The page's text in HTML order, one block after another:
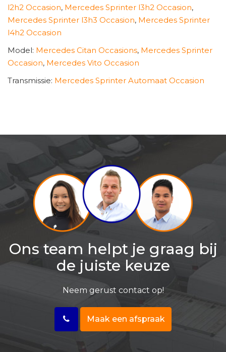
l2h2 Occasion, Mercedes Sprinter l3h2 Occasion,
Mercedes Sprinter l3h3 Occasion, Mercedes Sprinter
l4h2 Occasion
Model: Mercedes Citan Occasions, Mercedes Sprinter
Occasion, Mercedes Vito Occasion
Transmissie: Mercedes Sprinter Automaat Occasion
Ons team helpt je graag bij
de juiste keuze
Neem gerust contact op!
Maak een afspraak